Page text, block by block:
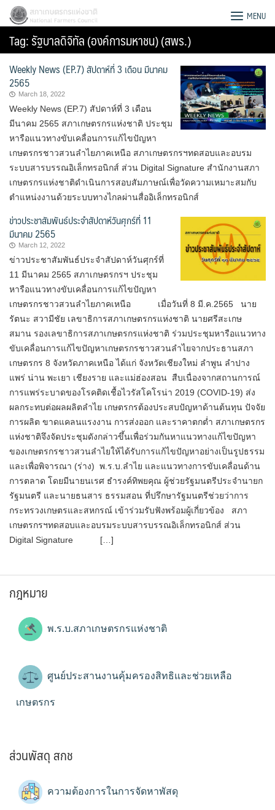
Skip
content
Search
for:
สภาเกษตรกรแห่งชาติ MENU
Tag:รัฐบาลดิจิทัล (องค์การมหาชน) (สพร.)
Weekly News (EP.7) สัปดาห์ที่ 3 เดือน มีนาคม
2565
March 18, 2022
Weekly News (EP.7) สัปดาห์ที่ 3 เดือน
มีนาคม 2565 สภาเกษตรกรแห่งชาติ ประชุม
หารือแนวทางขับเคลื่อนการแก้ไขปัญหา
เกษตรกรชาวสวนลำไยภาคเหนือ สภาเกษตรกรฯทดสอบและอบรม
ระบบสารบรรณอิเล็กทรอนิกส์ ส่วน Digital Signature สำนักงานสภา
เกษตรกรแห่งชาติดำเนินการสอบสัมภาษณ์เพื่อวัดความเหมาะสมกับ
ตำแหน่งงานด้วยระบบทางไกลผ่านสื่ออิเล็กทรอนิกส์
ข่าวประชาสัมพันธ์ประจำสัปดาห์วันศุกร์ที่ 11
มีนาคม 2565
March 12, 2022
ข่าวประชาสัมพันธ์ประจำสัปดาห์วันศุกร์ที่
11 มีนาคม 2565 สภาเกษตรกรฯ ประชุม
หารือแนวทางขับเคลื่อนการแก้ไขปัญหา
เกษตรกรชาวสวนลำไยภาคเหนือ เมื่อวันที่ 8 มี.ค.2565 นาย
รัตนะ สวามีชัย เลขาธิการสภาเกษตรกรแห่งชาติ นายศรีสะเกษ
สมาน รองเลขาธิการสภาเกษตรกรแห่งชาติ ร่วมประชุมหารือแนวทาง
ขับเคลื่อนการแก้ไขปัญหาเกษตรกรชาวสวนลำไยจากประธานสภา
เกษตรกร 8 จังหวัดภาคเหนือ ได้แก่ จังหวัดเชียงใหม่ ลำพูน ลำปาง
แพร่ น่าน พะเยา เชียงราย และแม่ฮ่องสอน สืบเนื่องจากสถานการณ์
การแพร่ระบาดของโรคติดเชื้อไวรัสโคโรน่า 2019 (COVID-19) ส่ง
ผลกระทบต่อผลผลิตลำไย เกษตรกรต้องประสบปัญหาด้านต้นทุน ปัจจัย
การผลิต ขาดแคลนแรงงาน การส่งออก และราคาตกต่ำ สภาเกษตรกร
แห่งชาติจึงจัดประชุมดังกล่าวขึ้นเพื่อร่วมกันหาแนวทางแก้ไขปัญหา
ของเกษตรกรชาวสวนลำไยให้ได้รับการแก้ไขปัญหาอย่างเป็นรูปธรรม
และเพื่อพิจารณา (ร่าง) พ.ร.บ.ลำไย และแนวทางการขับเคลื่อนด้าน
การตลาด โดยมีนายนเรศ ธำรงค์ทิพยคุณ ผู้ช่วยรัฐมนตรีประจำนายก
รัฐมนตรี และนายธนสาร ธรรมสอน ที่ปรึกษารัฐมนตรีช่วยว่าการ
กระทรวงเกษตรและสหกรณ์ เข้าร่วมรับฟังพร้อมผู้เกี่ยวข้อง สภา
เกษตรกรฯทดสอบและอบรมระบบสารบรรณอิเล็กทรอนิกส์ ส่วน
Digital Signature […]
กฎหมาย
พ.ร.บ.สภาเกษตรกรแห่งชาติ
ศูนย์ประสานงานคุ้มครองสิทธิและช่วยเหลือ
เกษตรกร
ส่วนพัสดุ สกช
ความต้องการในการจัดหาพัสดุ